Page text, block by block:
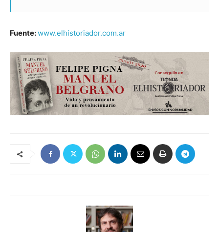
Fuente:www.elhistoriador.com.ar